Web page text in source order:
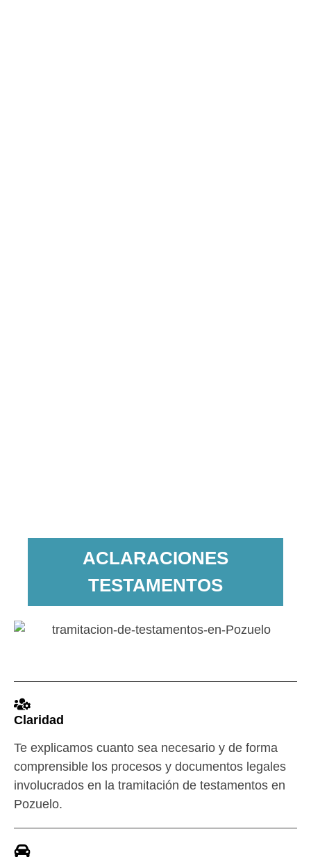
ACLARACIONES
TESTAMENTOS
Claridad
Te explicamos cuanto sea necesario y de forma
comprensible los procesos y documentos legales
involucrados en la tramitación de testamentos en
Pozuelo.